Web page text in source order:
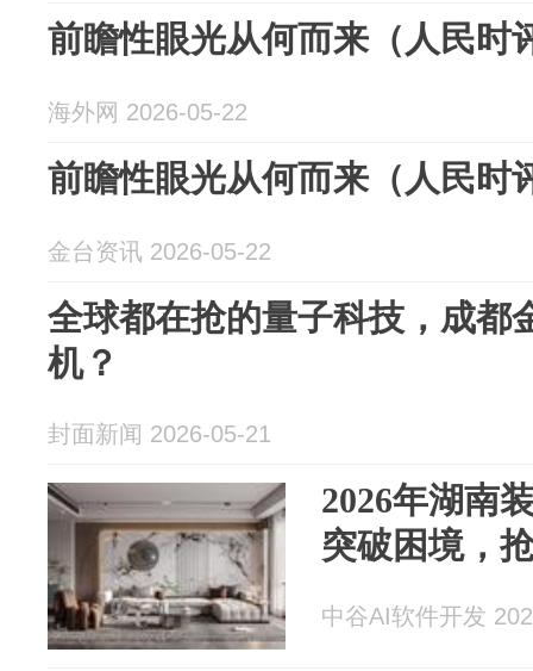
前瞻性眼光从何而来（人民时
海外网 2026-05-22
前瞻性眼光从何而来（人民时
金台资讯 2026-05-22
全球都在抢的量子科技，成都
机？
封面新闻 2026-05-21
2026年湖南
突破困境，
中谷AI软件开发